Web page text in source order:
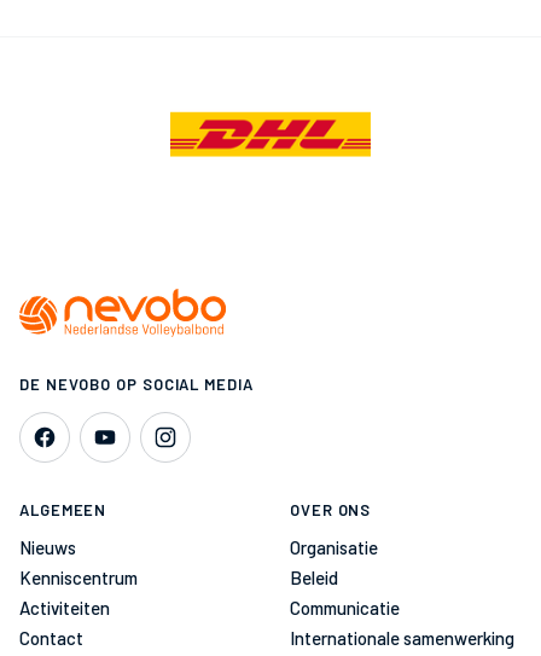
DE NEVOBO OP SOCIAL MEDIA
ALGEMEEN
Nieuws
Kenniscentrum
Activiteiten
Contact
OVER ONS
Organisatie
Beleid
Communicatie
Internationale samenwerking